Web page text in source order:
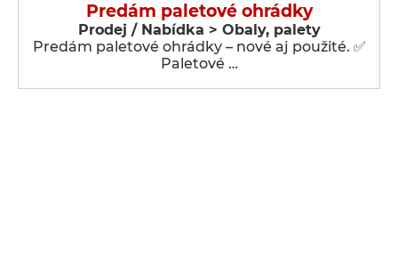
Predám paletové ohrádky
Prodej / Nabídka > Obaly, palety
Predám paletové ohrádky – nové aj použité. ✅
Paletové …